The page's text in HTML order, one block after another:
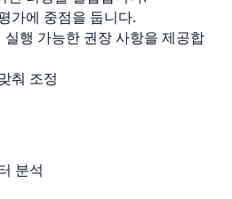
가에 중점을 둡니다.
행 가능한 권장 사항을 제공합
춰 조정
분석